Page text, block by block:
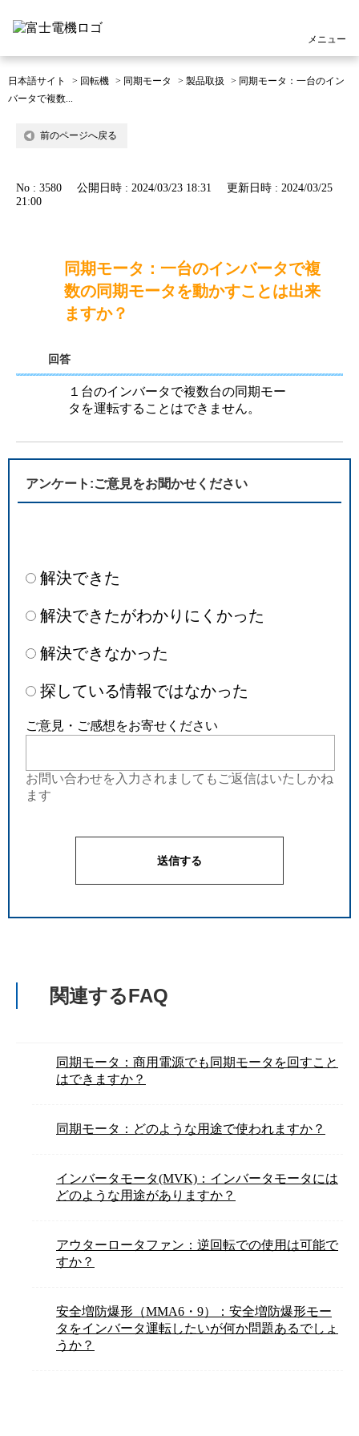
メニュー
日本語サイト > 回転機 > 同期モータ > 製品取扱 > 同期モータ：一台のイン
バータで複数...
前のページへ戻る
No : 3580 公開日時 : 2024/03/23 18:31
更新日時 : 2024/03/25
21:00
同期モータ：一台のインバータで複
数の同期モータを動かすことは出来
ますか？
回答
１台のインバータで複数台の同期モー
タを運転することはできません。
アンケート:ご意見をお聞かせください
解決できた
解決できたがわかりにくかった
解決できなかった
探している情報ではなかった
ご意見・ご感想をお寄せください
お問い合わせを入力されましてもご返信はいたしかね
ます
関連するFAQ
同期モータ：商用電源でも同期モータを回すこと
はできますか？
同期モータ：どのような用途で使われますか？
インバータモータ(MVK)：インバータモータには
どのような用途がありますか？
アウターロータファン：逆回転での使用は可能で
すか？
安全増防爆形（MMA6・9）：安全増防爆形モー
タをインバータ運転したいが何か問題あるでしょ
うか？